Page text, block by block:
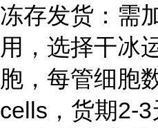
冻存发货：需
用，选择干冰
胞，每管细胞
cells，货期2-